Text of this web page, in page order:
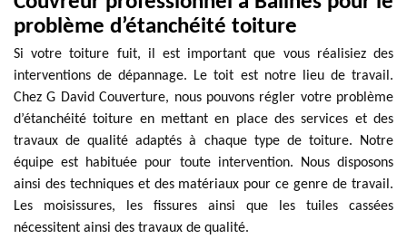
problème d’étanchéité toiture
Si votre toiture fuit, il est important que vous réalisiez des
interventions de dépannage. Le toit est notre lieu de travail.
Chez G David Couverture, nous pouvons régler votre problème
d’étanchéité toiture en mettant en place des services et des
travaux de qualité adaptés à chaque type de toiture. Notre
équipe est habituée pour toute intervention. Nous disposons
ainsi des techniques et des matériaux pour ce genre de travail.
Les moisissures, les fissures ainsi que les tuiles cassées
nécessitent ainsi des travaux de qualité.